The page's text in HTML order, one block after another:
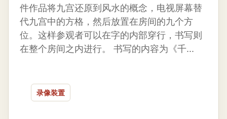
件作品将九宫还原到风水的概念，电视屏幕替
代九宫中的方格，然后放置在房间的九个方
位。这样参观者可以在字的内部穿行，书写则
在整个房间之内进行。 书写的内容为《千...
录像装置